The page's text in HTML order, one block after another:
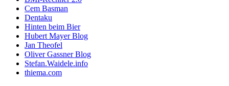
Cem Basman
Dentaku
Hinten beim Bier
Hubert Mayer Blog
Jan Theofel
Oliver Gassner Blog
Stefan.Waidele.info
thiema.com